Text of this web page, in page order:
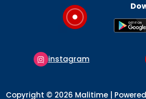
instagram
Copyright © 2026 Malitime | Powered